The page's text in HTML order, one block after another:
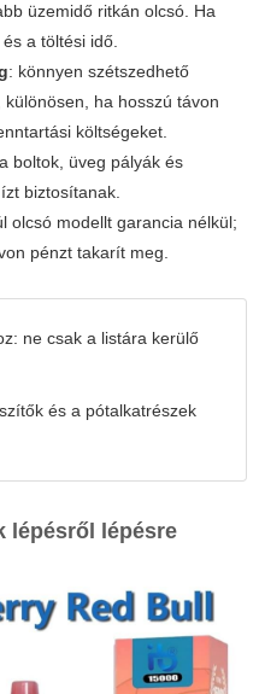
üzemidő ritkán olcsó. Ha
a töltési idő.
: könnyen szétszedhető
ha hosszú távon
költségeket.
boltok, üveg pályák és
biztosítanak.
olcsó modellt garancia nélkül;
pénzt takarít meg.
ne csak a listára kerülő
és a pótalkatrészek
lépésről lépésre